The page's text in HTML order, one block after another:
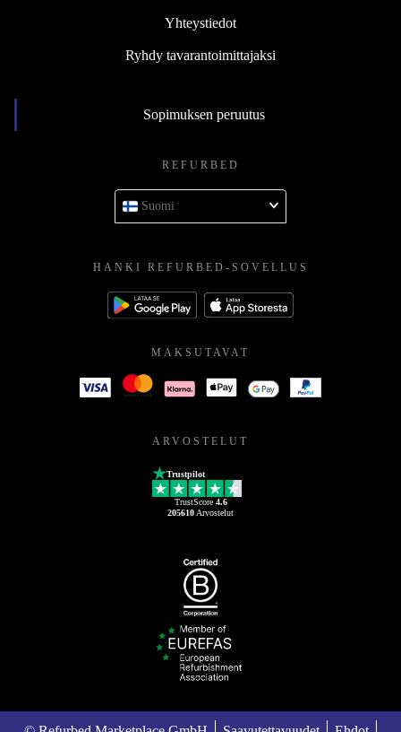
Yhteystiedot
Ryhdy tavarantoimittajaksi
Sopimuksen peruutus
REFURBED
Suomi
HANKI REFURBED-SOVELLUS
MAKSUTAVAT
ARVOSTELUT
Trustpilot
TrustScore 4.6
205610 Arvostelut